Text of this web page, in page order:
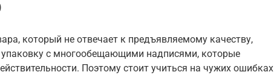
который не отвечает к предъявляемому качеству,
с многообещающими надписями, которые
Поэтому стоит учиться на чужих ошибках